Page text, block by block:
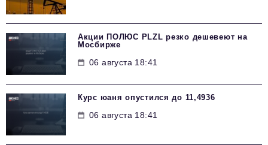
Акции ПОЛЮС PLZL резко дешевеют на
Мосбирже
06 августа 18:41
Курс юаня опустился до 11,4936
06 августа 18:41